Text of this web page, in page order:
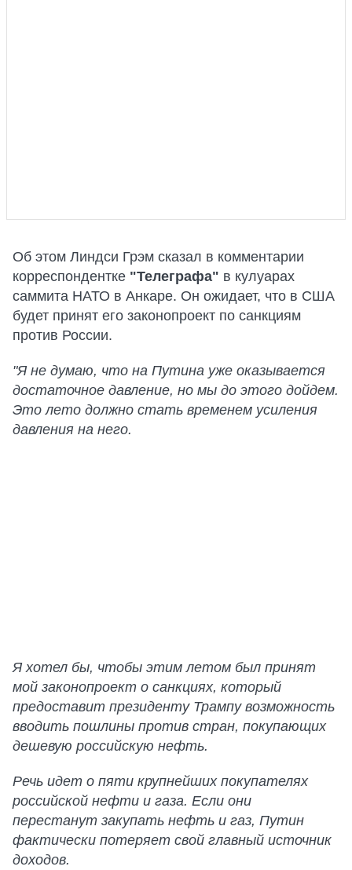
Об этом Линдси Грэм сказал в комментарии
корреспондентке "Телеграфа" в кулуарах
саммита НАТО в Анкаре. Он ожидает, что в США
будет принят его законопроект по санкциям
против России.
"Я не думаю, что на Путина уже оказывается
достаточное давление, но мы до этого дойдем.
Это лето должно стать временем усиления
давления на него.
Я хотел бы, чтобы этим летом был принят
мой законопроект о санкциях, который
предоставит президенту Трампу возможность
вводить пошлины против стран, покупающих
дешевую российскую нефть.
Речь идет о пяти крупнейших покупателях
российской нефти и газа. Если они
перестанут закупать нефть и газ, Путин
фактически потеряет свой главный источник
доходов.